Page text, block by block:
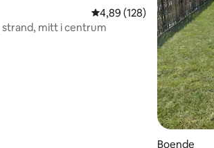
betyg, 320 omdömen4,89 av 5 i
4,89 (128)
strand, mitt i centrum
Boende